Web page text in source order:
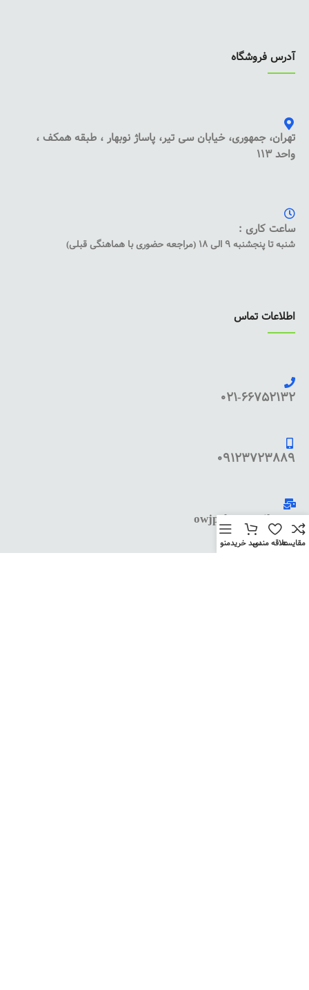
آدرس فروشگاه
تهران، جمهوری، خیابان سی تیر، پاساژ نوبهار ، طبقه همکف ،
واحد 113
ساعت کاری :
شنبه تا پنجشنبه 9 الی 18 (مراجعه حضوری با هماهنگی قبلی)
اطلاعات تماس
021-66752132
09123723889
owjpcb@gmail.com
مقایسهعلاقه مندیسبد خریدمنو